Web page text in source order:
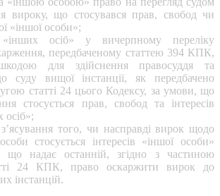
вироку, що стосувався прав, свобод чи
«іншої особи»;
«інших осіб» у вичерпному переліку
передбаченому статтею 394 КПК,
для здійснення правосуддя та
суду вищої інстанції, як передбачено
статті 24 цього Кодексу, за умови, що
стосується прав, свобод та інтересів
осіб»;
того, чи насправді вирок щодо
стосується інтересів «іншої особи»
що надає останній, згідно з частиною
24 КПК, право оскаржити вирок до
інстанцій.